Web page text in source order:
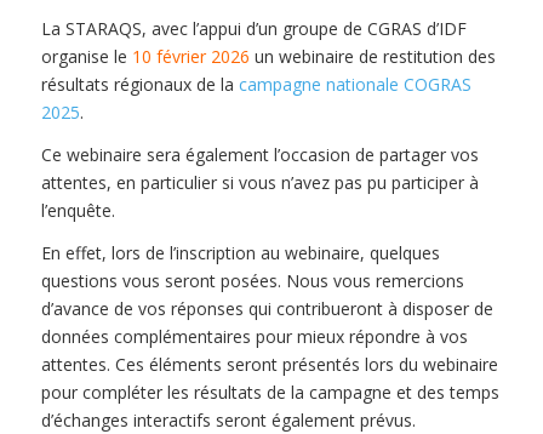
La STARAQS, avec l’appui d’un groupe de CGRAS d’IDF
organise le 10 février 2026 un webinaire de restitution des
résultats régionaux de la campagne nationale COGRAS
2025.
Ce webinaire sera également l’occasion de partager vos
attentes, en particulier si vous n’avez pas pu participer à
l’enquête.
En effet, lors de l’inscription au webinaire, quelques
questions vous seront posées. Nous vous remercions
d’avance de vos réponses qui contribueront à disposer de
données complémentaires pour mieux répondre à vos
attentes. Ces éléments seront présentés lors du webinaire
pour compléter les résultats de la campagne et des temps
d’échanges interactifs seront également prévus.